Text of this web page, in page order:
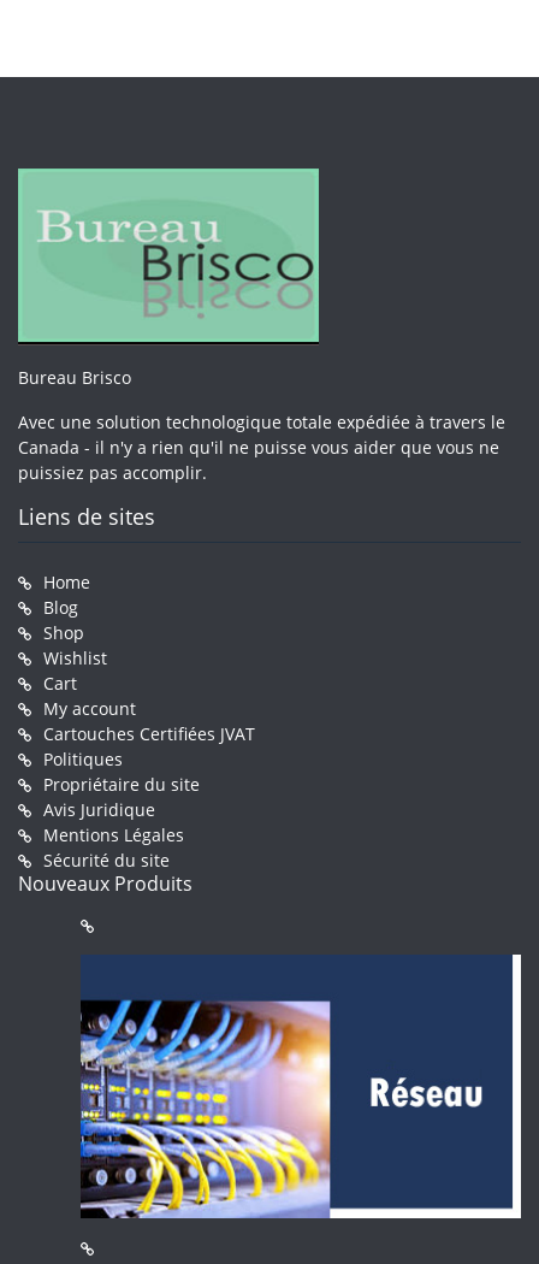
Bureau Brisco
Avec une solution technologique totale expédiée à travers le
Canada - il n'y a rien qu'il ne puisse vous aider que vous ne
puissiez pas accomplir.
Liens de sites
Home
Blog
Shop
Wishlist
Cart
My account
Cartouches Certifiées JVAT
Politiques
Propriétaire du site
Avis Juridique
Mentions Légales
Sécurité du site
Nouveaux Produits